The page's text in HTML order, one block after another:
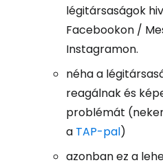
légitársaságok
Facebookon /
Instagramon.
néha a
reagálnak és
problémát
a TAP-pal)
azonban ez a